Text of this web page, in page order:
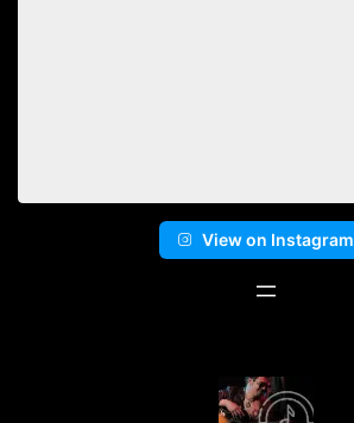
View on Instagram